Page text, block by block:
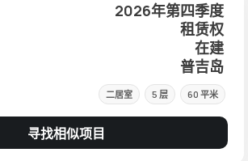
2026年第四季度
租赁权
在建
普吉岛
二居室 5 层 60 平米
寻找相似项目